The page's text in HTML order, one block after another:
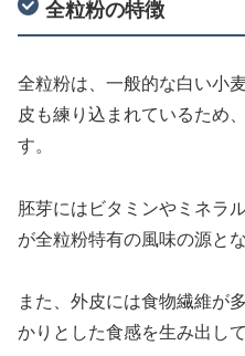
全粒粉の特徴
全粒粉は、一般的な白い小
皮も練り込まれているため
す。
胚芽にはビタミンやミネラ
が全粒粉特有の風味の源と
また、外皮には食物繊維が
かりとした食感を生み出して